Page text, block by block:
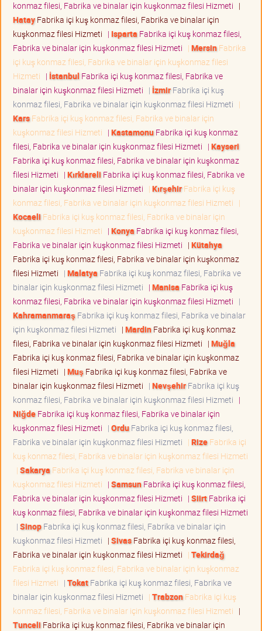
konmaz filesi, Fabrika ve binalar için kuşkonmaz filesi Hizmeti |
HatayFabrika içi kuş konmaz filesi, Fabrika ve binalar için
kuşkonmaz filesi Hizmeti | Isparta Fabrika içi kuş konmaz filesi,
Fabrika ve binalar için kuşkonmaz filesi Hizmeti | MersinFabrika
içi kuş konmaz filesi, Fabrika ve binalar için kuşkonmaz filesi
Hizmeti | İstanbul Fabrika içi kuş konmaz filesi, Fabrika ve
binalar için kuşkonmaz filesi Hizmeti | İzmirFabrika içi kuş
konmaz filesi, Fabrika ve binalar için kuşkonmaz filesi Hizmeti |
KarsFabrika içi kuş konmaz filesi, Fabrika ve binalar için
kuşkonmaz filesi Hizmeti | KastamonuFabrika içi kuş konmaz
filesi, Fabrika ve binalar için kuşkonmaz filesi Hizmeti | Kayseri
Fabrika içi kuş konmaz filesi, Fabrika ve binalar için kuşkonmaz
filesi Hizmeti | Kırklareli Fabrika içi kuş konmaz filesi, Fabrika ve
binalar için kuşkonmaz filesi Hizmeti | KırşehirFabrika içi kuş
konmaz filesi, Fabrika ve binalar için kuşkonmaz filesi Hizmeti |
Kocaeli Fabrika içi kuş konmaz filesi, Fabrika ve binalar için
kuşkonmaz filesi Hizmeti | Konya Fabrika içi kuş konmaz filesi,
Fabrika ve binalar için kuşkonmaz filesi Hizmeti | Kütahya
Fabrika içi kuş konmaz filesi, Fabrika ve binalar için kuşkonmaz
filesi Hizmeti | Malatya Fabrika içi kuş konmaz filesi, Fabrika ve
binalar için kuşkonmaz filesi Hizmeti | Manisa Fabrika içi kuş
konmaz filesi, Fabrika ve binalar için kuşkonmaz filesi Hizmeti |
Kahramanmaraş Fabrika içi kuş konmaz filesi, Fabrika ve binalar
için kuşkonmaz filesi Hizmeti | MardinFabrika içi kuş konmaz
filesi, Fabrika ve binalar için kuşkonmaz filesi Hizmeti | Muğla
Fabrika içi kuş konmaz filesi, Fabrika ve binalar için kuşkonmaz
filesi Hizmeti | Muş Fabrika içi kuş konmaz filesi, Fabrika ve
binalar için kuşkonmaz filesi Hizmeti | NevşehirFabrika içi kuş
konmaz filesi, Fabrika ve binalar için kuşkonmaz filesi Hizmeti |
NiğdeFabrika içi kuş konmaz filesi, Fabrika ve binalar için
kuşkonmaz filesi Hizmeti | OrduFabrika içi kuş konmaz filesi,
Fabrika ve binalar için kuşkonmaz filesi Hizmeti | RizeFabrika içi
kuş konmaz filesi, Fabrika ve binalar için kuşkonmaz filesi Hizmeti
| Sakarya Fabrika içi kuş konmaz filesi, Fabrika ve binalar için
kuşkonmaz filesi Hizmeti | SamsunFabrika içi kuş konmaz filesi,
Fabrika ve binalar için kuşkonmaz filesi Hizmeti | SiirtFabrika içi
kuş konmaz filesi, Fabrika ve binalar için kuşkonmaz filesi Hizmeti
| SinopFabrika içi kuş konmaz filesi, Fabrika ve binalar için
kuşkonmaz filesi Hizmeti | SivasFabrika içi kuş konmaz filesi,
Fabrika ve binalar için kuşkonmaz filesi Hizmeti | Tekirdağ
Fabrika içi kuş konmaz filesi, Fabrika ve binalar için kuşkonmaz
filesi Hizmeti | TokatFabrika içi kuş konmaz filesi, Fabrika ve
binalar için kuşkonmaz filesi Hizmeti | TrabzonFabrika içi kuş
konmaz filesi, Fabrika ve binalar için kuşkonmaz filesi Hizmeti |
Tunceli Fabrika içi kuş konmaz filesi, Fabrika ve binalar için